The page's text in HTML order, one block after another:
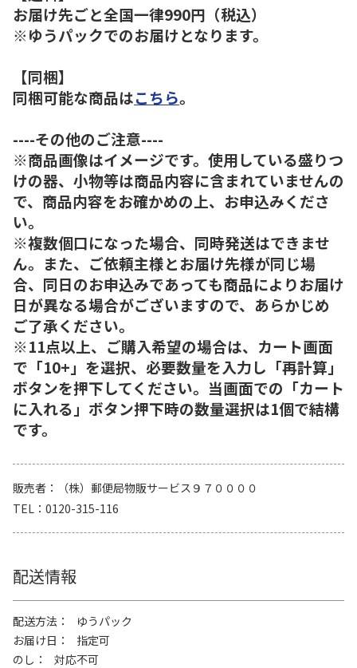
お届け先ごと全国一律990円（税込）
※ゆうパックでのお届けとなります。
【同梱】
同梱可能な商品はこちら。
----その他のご注意----
※商品画像はイメージです。使用している盛りつ
けの器、小物等は商品内容に含まれていませんの
で、商品内容をお確かめの上、お申込みくださ
い。
※複数個口になった場合、同時発送はできませ
ん。また、ご依頼主様とお届け先様が同じ場
合、同日のお申込みであっても商品によりお届け
日が異なる場合がございますので、あらかじめ
ご了承ください。
※11点以上、ご購入希望の場合は、カート画面
で「10+」を選択、必要数量を入力し「再計算」
ボタンを押下してください。当画面での「カート
に入れる」ボタン押下時の数量選択は1個で結構
です。
販売者
（株）郵便局物販サービス９７００００
TEL
0120-315-116
配送情報
配送方法
ゆうパック
お届け日
指定可
のし
対応不可